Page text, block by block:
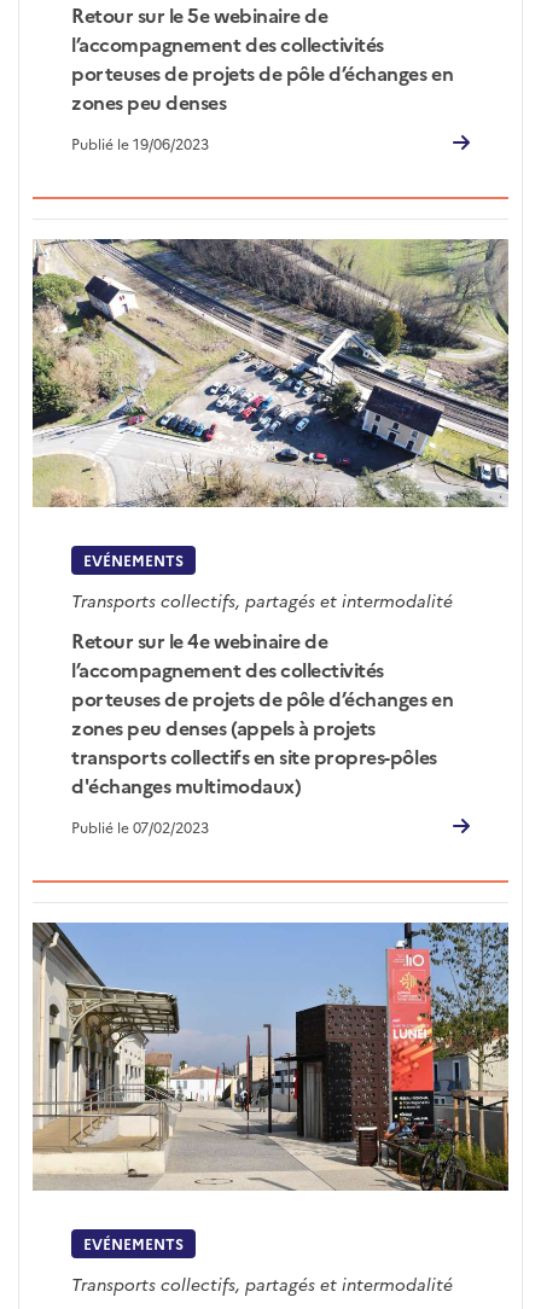
Retour sur le 5e webinaire de
l’accompagnement des collectivités
porteuses de projets de pôle d’échanges en
zones peu denses
Publié le 19/06/2023
EVÉNEMENTS
Transports collectifs, partagés et intermodalité
Retour sur le 4e webinaire de
l’accompagnement des collectivités
porteuses de projets de pôle d’échanges en
zones peu denses (appels à projets
transports collectifs en site propres-pôles
d'échanges multimodaux)
Publié le 07/02/2023
EVÉNEMENTS
Transports collectifs, partagés et intermodalité